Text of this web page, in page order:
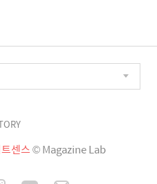
센스© Magazine Lab